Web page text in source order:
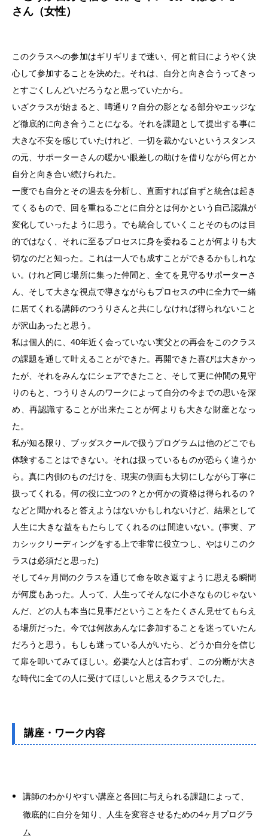
さん（女性）
このクラスへの参加はギリギリまで迷い、何と前日にようやく決
心して参加することを決めた。それは、自分と向き合うってきっ
とすごくしんどいだろうなと思っていたから。
いざクラスが始まると、噂通り？自分の影となる部分やエッジな
ど徹底的に向き合うことになる。それを課題として提出する事に
大きな不安を感じていたけれど、一切を裁かないというスタンス
の元、サポーターさんの暖かい眼差しの助けを借りながら何とか
自分と向き合い続けられた。
一度でも自分とその過去を分析し、直面すれば自ずと統合は起き
てくるもので、回を重ねるごとに自分とは何かという自己認識が
変化していったように思う。でも統合していくことそのものは目
的ではなく、それに至るプロセスに身を委ねることが何よりも大
切なのだと知った。これは一人でも成すことができるかもしれな
い。けれど同じ場所に集った仲間と、全てを見守るサポーターさ
ん、そして大きな視点で導きながらもプロセスの中に全力で一緒
に居てくれる講師のつうりさんと共にしなければ得られないこと
が沢山あったと思う。
私は個人的に、40年近く会っていない実父との再会をこのクラス
の課題を通して叶えることができた。再開できた喜びは大きかっ
たが、それをみんなにシェアできたこと、そして更に仲間の見守
りのもと、つうりさんのワークによって自分の今までの思いを深
め、再認識することが出来たことが何よりも大きな財産となっ
た。
私が知る限り、ブッダスクールで扱うプログラムは他のどこでも
体験することはできない。それは扱っているものが恐らく違うか
ら。真に内側のものだけを、現実の側面も大切にしながら丁寧に
扱ってくれる。何の役に立つの？とか何かの資格は得られるの？
などと聞かれると答えようはないかもしれないけど、結果として
人生に大きな益をもたらしてくれるのは間違いない。(事実、ア
カシックリーディングをする上で非常に役立つし、やはりこのク
ラスは必須だと思った)
そして4ヶ月間のクラスを通じて命を吹き返すように思える瞬間
が何度もあった。人って、人生ってそんなに小さなものじゃない
んだ、どの人も本当に見事だということをたくさん見せてもらえ
る場所だった。今では何故あんなに参加することを迷っていたん
だろうと思う。もしも迷っている人がいたら、どうか自分を信じ
て扉を叩いてみてほしい。必要な人とは言わず、この分断が大き
な時代に全ての人に受けてほしいと思えるクラスでした。
講座・ワーク内容
講師のわかりやすい講座と各回に与えられる課題によって、
徹底的に自分を知り、人生を変容させるための4ヶ月プログラ
ム